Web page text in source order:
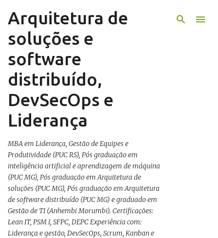
Pular para o conteúdo principal
Arquitetura de
soluções e
software
distribuído,
DevSecOps e
Liderança
MBA em Liderança, Gestão de Equipes e
Produtividade (PUC RS), Pós graduação em
inteligência artificial e aprendizagem de máquina
(PUC MG), Pós graduação em Arquitetura de
soluções (PUC MG), Pós graduação em Arquitetura
de software distribuído (PUC MG) e graduado em
Gestão de TI (Anhembi Morumbi). Certificações:
Lean IT, PSM I, SFPC, DEPC Experiência com:
Liderança e gestão, DevSecOps, Scrum, Kanban e